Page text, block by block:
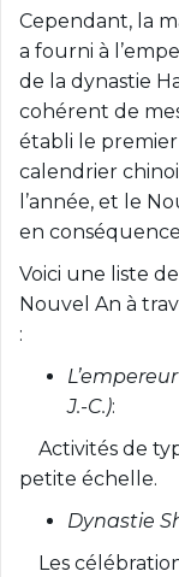
Cependant, la
a fourni à
de la dynastie
cohérent de
établi le
calendrier
l’année, et le
en
Voici une liste
Nouvel An à
:
J.-C.):
Activités de
petite échelle.
Dynastie
Les